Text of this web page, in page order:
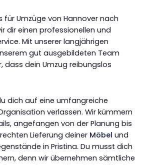
für Umzüge von Hannover nach
dir einen professionellen und
Mit unserer langjährigen
gut ausgebildeten Team
dass dein Umzug reibungslos
dich auf eine umfangreiche
verlassen. Wir kümmern
angefangen von der Planung bis
Lieferung deiner Möbel und
in Pristina. Du musst dich
denn wir übernehmen sämtliche